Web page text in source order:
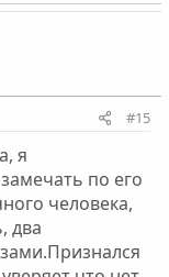
#15
я
по его
человека,
два